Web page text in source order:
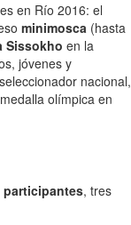
en Río 2016: el
minimosca (hasta
Sissokho en la
jóvenes y
nacional,
olímpica en
, tres